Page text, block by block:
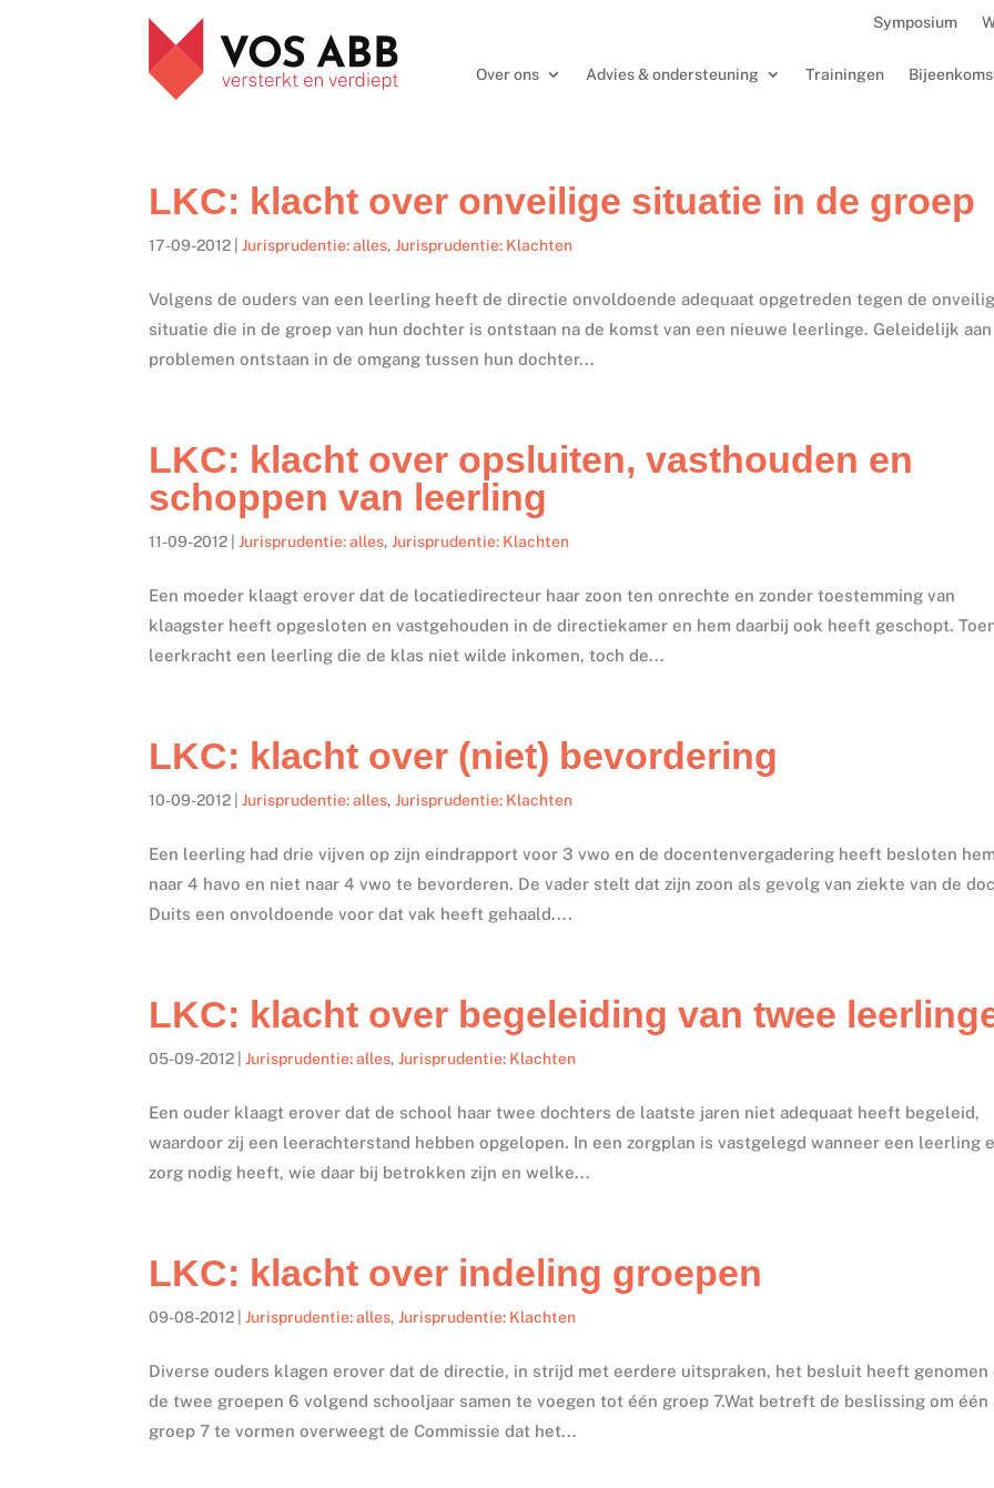
Symposium
Over ons Advies & ondersteuning Trainingen
LKC: klacht over onveilige situatie in de groep
17-09-2012 |Jurisprudentie: alles,Jurisprudentie: Klachten
Volgens de ouders van een leerling heeft de directie onvoldoende adequaat opgetreden tegen de
situatie die in de groep van hun dochter is ontstaan na de komst van een nieuwe leerlinge. Geleidelijk aan
problemen ontstaan in de omgang tussen hun dochter...
LKC: klacht over opsluiten, vasthouden en
schoppen van leerling
11-09-2012 |Jurisprudentie: alles,Jurisprudentie: Klachten
Een moeder klaagt erover dat de locatiedirecteur haar zoon ten onrechte en zonder toestemming van
klaagster heeft opgesloten en vastgehouden in de directiekamer en hem daarbij ook heeft geschopt.
leerkracht een leerling die de klas niet wilde inkomen, toch de...
LKC: klacht over (niet) bevordering
10-09-2012 |Jurisprudentie: alles,Jurisprudentie: Klachten
Een leerling had drie vijven op zijn eindrapport voor 3 vwo en de docentenvergadering heeft besloten hem
naar 4 havo en niet naar 4 vwo te bevorderen. De vader stelt dat zijn zoon als gevolg van ziekte van de
Duits een onvoldoende voor dat vak heeft gehaald....
LKC: klacht over begeleiding van twee
05-09-2012 |Jurisprudentie: alles,Jurisprudentie: Klachten
Een ouder klaagt erover dat de school haar twee dochters de laatste jaren niet adequaat heeft begeleid,
waardoor zij een leerachterstand hebben opgelopen. In een zorgplan is vastgelegd wanneer een leerling
zorg nodig heeft, wie daar bij betrokken zijn en welke...
LKC: klacht over indeling groepen
09-08-2012 |Jurisprudentie: alles,Jurisprudentie: Klachten
Diverse ouders klagen erover dat de directie, in strijd met eerdere uitspraken, het besluit heeft genomen
de twee groepen 6 volgend schooljaar samen te voegen tot één groep 7.Wat betreft de beslissing om één
groep 7 te vormen overweegt de Commissie dat het...